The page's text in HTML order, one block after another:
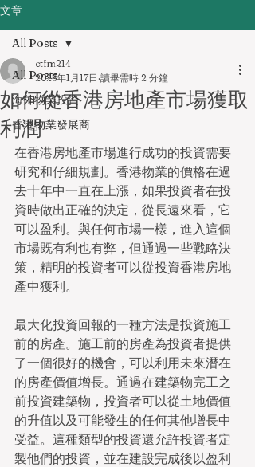
文章
All Posts
海外物業投資
香港物業發展商
All Posts
如何從香港房地產市場獲取
利潤
ctfm214
2023年1月17日 讀畢需時 2 分鐘
在香港房地產市場進行成功的投資需要
研究和仔細規劃。香港物業的價格在過
去十年中一直在上漲，如果投資者在投
資時做出正確的決定，從長遠來看，它
可以盈利。與任何市場一樣，進入這個
市場既有利也有弊，但通過一些戰略決
策，精明的投資者可以從投資香港房地
產中獲利。
最大化投資回報的一種方法是投資施工
前的房產。施工前的房產為投資者提供
了一個很好的機會，可以利用未來潛在
的房產價值增長。通過在建築物完工之
前投資建築物，投資者可以從土地價值
的升值以及可能發生的任何其他增長中
受益。這種類型的投資還允許投資者定
製他們的投資，並在建設完成後以盈利